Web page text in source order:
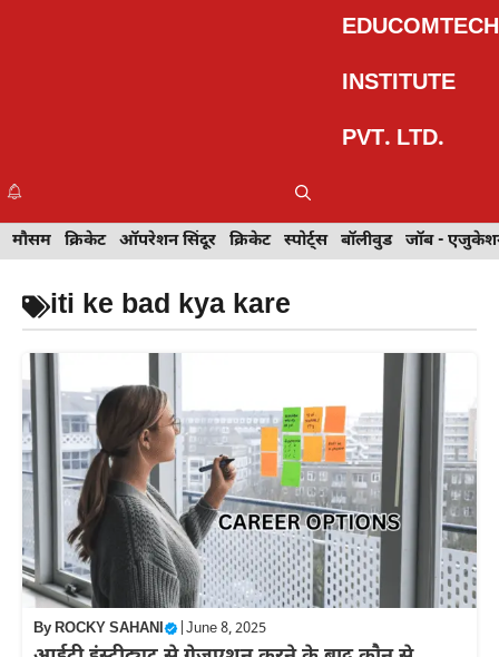
EDUCOMTECH
INSTITUTE
PVT. LTD.
इवेंट
खेल मेहंदी डिज़ाइन टेक्नोलॉजी ट्रेवल बॉलीवुड जॉब - एजुकेशन
मौसम क्रिकेट ऑपरेशन सिंदूर क्रिकेट स्पोर्ट्स बॉलीवुड जॉब -
iti ke bad kya kare
ByROCKY SAHANI June 8, 2025